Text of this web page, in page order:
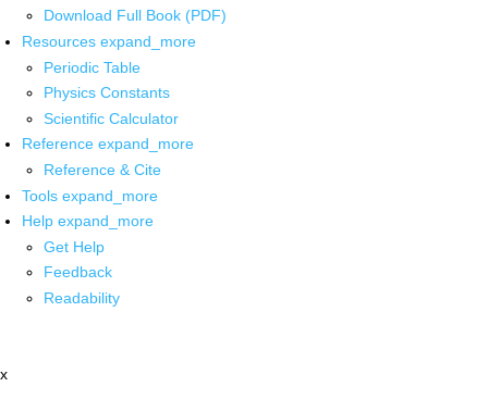
Download Full Book (PDF)
Resources expand_more
Periodic Table
Physics Constants
Scientific Calculator
Reference expand_more
Reference & Cite
Tools expand_more
Help expand_more
Get Help
Feedback
Readability
x